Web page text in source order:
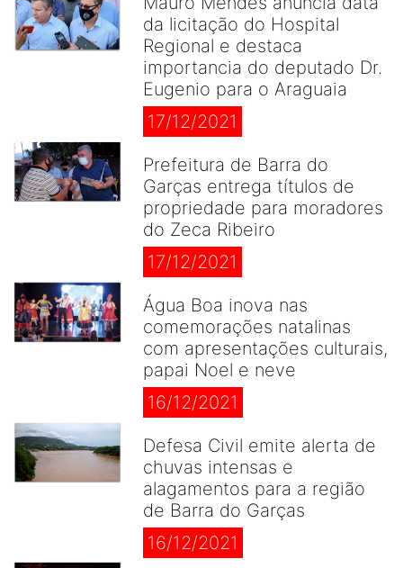
da licitação do Hospital
Regional e destaca
importancia do deputado Dr.
Eugenio para o Araguaia
17/12/2021
Prefeitura de Barra do
Garças entrega títulos de
propriedade para moradores
do Zeca Ribeiro
17/12/2021
Água Boa inova nas
comemorações natalinas
com apresentações culturais,
papai Noel e neve
16/12/2021
Defesa Civil emite alerta de
chuvas intensas e
alagamentos para a região
de Barra do Garças
16/12/2021